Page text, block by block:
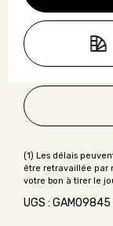
UGS : GAMO9845